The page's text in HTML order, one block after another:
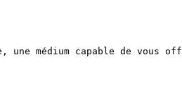
une médium capable de